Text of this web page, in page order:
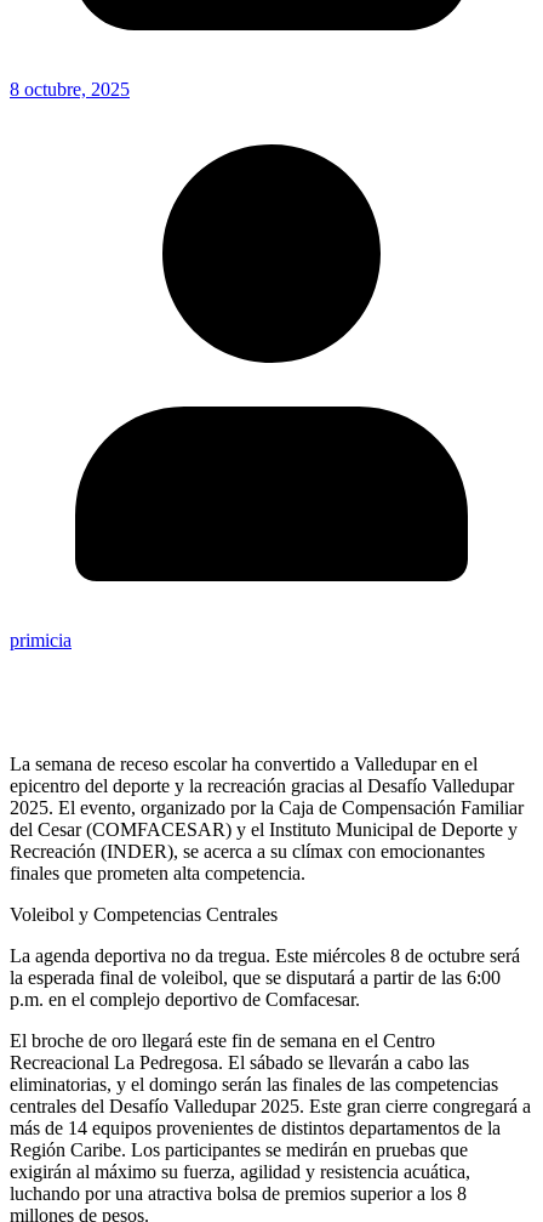
8 octubre, 2025
primicia
La semana de receso escolar ha convertido a Valledupar en el
epicentro del deporte y la recreación gracias al Desafío Valledupar
2025. El evento, organizado por la Caja de Compensación Familiar
del Cesar (COMFACESAR) y el Instituto Municipal de Deporte y
Recreación (INDER), se acerca a su clímax con emocionantes
finales que prometen alta competencia.
Voleibol y Competencias Centrales
La agenda deportiva no da tregua. Este miércoles 8 de octubre será
la esperada final de voleibol, que se disputará a partir de las 6:00
p.m. en el complejo deportivo de Comfacesar.
El broche de oro llegará este fin de semana en el Centro
Recreacional La Pedregosa. El sábado se llevarán a cabo las
eliminatorias, y el domingo serán las finales de las competencias
centrales del Desafío Valledupar 2025. Este gran cierre congregará a
más de 14 equipos provenientes de distintos departamentos de la
Región Caribe. Los participantes se medirán en pruebas que
exigirán al máximo su fuerza, agilidad y resistencia acuática,
luchando por una atractiva bolsa de premios superior a los 8
millones de pesos.